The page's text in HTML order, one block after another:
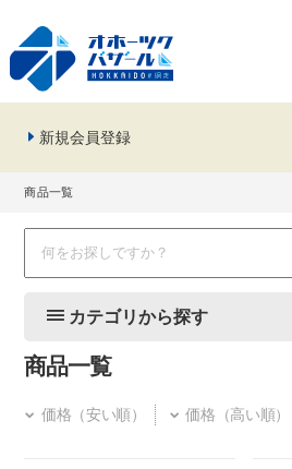
新規会員登録
商品一覧
カテゴリから探す
商品一覧
価格（安い順） 価格（高い順）